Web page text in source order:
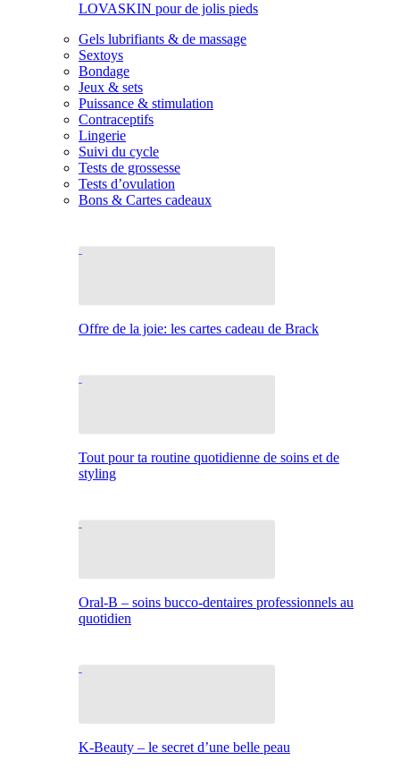
LOVASKIN pour de jolis pieds
Gels lubrifiants & de massage
Sextoys
Bondage
Jeux & sets
Puissance & stimulation
Contraceptifs
Lingerie
Suivi du cycle
Tests de grossesse
Tests d’ovulation
Bons & Cartes cadeaux
Offre de la joie: les cartes cadeau de Brack
Tout pour ta routine quotidienne de soins et de
styling
Oral-B – soins bucco-dentaires professionnels au
quotidien
K-Beauty – le secret d’une belle peau